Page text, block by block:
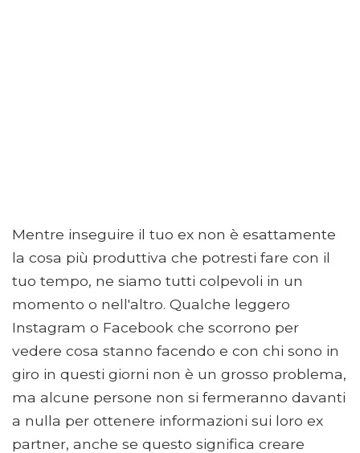
Mentre inseguire il tuo ex non è esattamente
la cosa più produttiva che potresti fare con il
tuo tempo, ne siamo tutti colpevoli in un
momento o nell'altro. Qualche leggero
Instagram o Facebook che scorrono per
vedere cosa stanno facendo e con chi sono in
giro in questi giorni non è un grosso problema,
ma alcune persone non si fermeranno davanti
a nulla per ottenere informazioni sui loro ex
partner, anche se questo significa creare